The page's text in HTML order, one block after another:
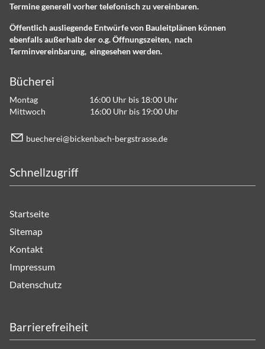
Termine generell vorher telefonisch zu vereinbaren.
Öffentlich ausliegende Entwürfe von Bauleitplänen können
ebenfalls außerhalb der o.g. Öffnungszeiten, nach
Terminvereinbarung, eingesehen werden.
Bücherei
Montag 16:00 Uhr bis 18:00 Uhr
Mittwoch 16:00 Uhr bis 19:00 Uhr
b ch r b ck nb ch-b rgstr ss d
Schnellzugriff
Startseite
Sitemap
Kontakt
Impressum
Datenschutz
Barrierefreiheit